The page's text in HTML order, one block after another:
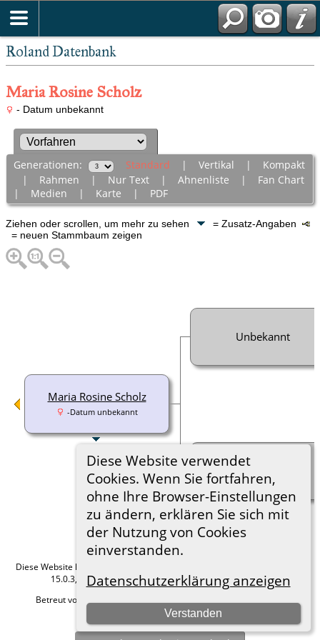
Roland Datenbank
Diese Website verwendet
Cookies. Wenn Sie fortfahren,
ohne Ihre Browser-Einstellungen
zu ändern, erklären Sie sich mit
der Nutzung von Cookies
einverstanden.
Datenschutzerklärung anzeigen
Verstanden
Maria Rosine Scholz
- Datum unbekannt
Generationen: Standard | Vertikal | Kompakt
| Rahmen | Nur Text| Ahnenliste | Fan Chart
| Medien | Karte | PDF
Ziehen oder scrollen, um mehr zu sehen
= Zusatz-Angaben
= neuen Stammbaum zeigen
Maria Rosine Scholz
-Datum unbekannt
Unbekannt
Unbekannt
Diese Website läuft mit
15.0.3, programmiert von Darrin Lythgoe © 2001-2026.
Betreut von
Hier geht es zum Impressum